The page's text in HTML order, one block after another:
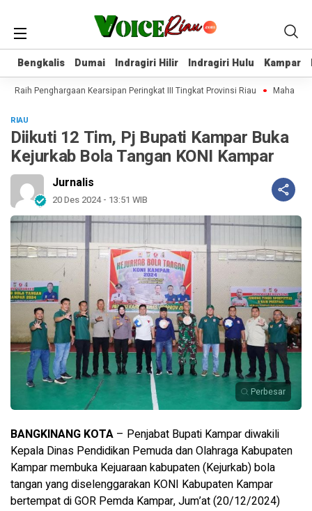
Bengkalis Dumai Indragiri Hilir Indragiri Hulu Kampar
Bengkalis Dumai Indragiri Hilir Indragiri Hulu Kampar
Raih Penghargaan Kearsipan Peringkat III Tingkat Provinsi Riau
RIAU
Diikuti 12 Tim, Pj Bupati Kampar Buka
Kejurkab Bola Tangan KONI Kampar
Jurnalis
20 Des 2024 - 13:51 WIB
Perbesar
BANGKINANG KOTA – Penjabat Bupati Kampar diwakili
Kepala Dinas Pendidikan Pemuda dan Olahraga Kabupaten
Kampar membuka Kejuaraan kabupaten (Kejurkab) bola
tangan yang diselenggarakan KONI Kabupaten Kampar
bertempat di GOR Pemda Kampar, Jum’at (20/12/2024)